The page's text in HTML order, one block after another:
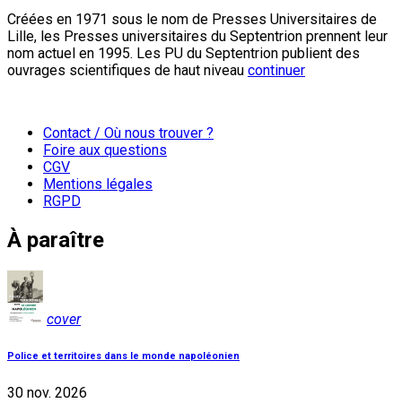
Créées en 1971 sous le nom de Presses Universitaires de
Lille, les Presses universitaires du Septentrion prennent leur
nom actuel en 1995. Les PU du Septentrion publient des
ouvrages scientifiques de haut niveau continuer
Contact / Où nous trouver ?
Foire aux questions
CGV
Mentions légales
RGPD
À paraître
cover
Police et territoires dans le monde napoléonien
30 nov. 2026